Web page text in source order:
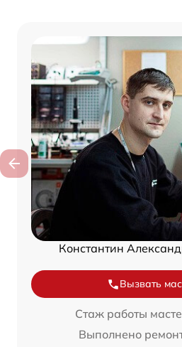
Константин
Вызвать
Стаж работы
Выполнено